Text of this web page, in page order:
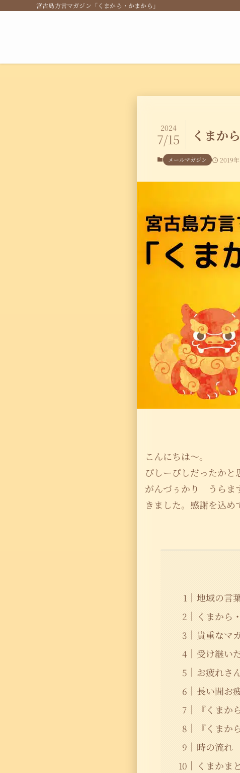
宮古島方言マガジン「くまから・かまから」
くまか
2024
7/15
メールマガジン 2019
こんにちは〜。
ぴしーぴしだったか
がんづぅかり うらま
きました。感謝を込め
地域の言
くまから
貴重なマ
受け継い
お疲れさ
長い間お
『くま
『くまか
時の流れ
くまかま